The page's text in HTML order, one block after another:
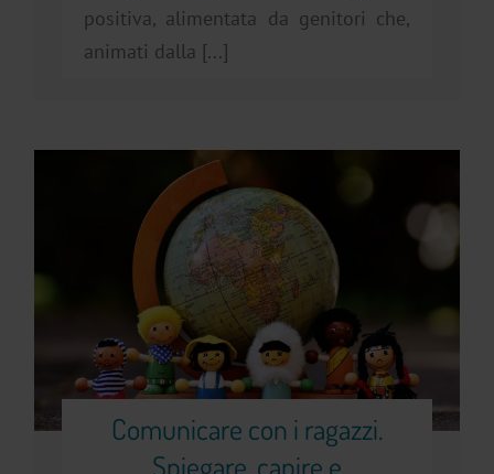
positiva, alimentata da genitori che,
animati dalla [...]
Comunicare con i ragazzi.
Spiegare, capire e